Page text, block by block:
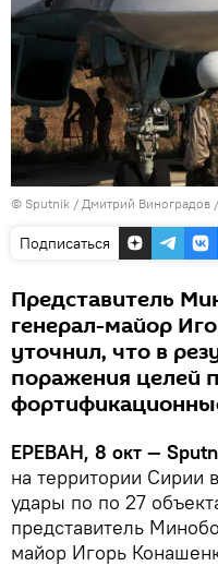
© Sputnik / Дмитрий Виноградов /
Подписаться
Представитель
генерал-майор
уточнил, что в
поражения целей
ЕРЕВАН, 8 окт —
на территории Сирии
удары по по 27
представитель
майор Игорь